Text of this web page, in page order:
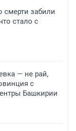
смерти забили
стало с
— не рай,
с
Башкирии